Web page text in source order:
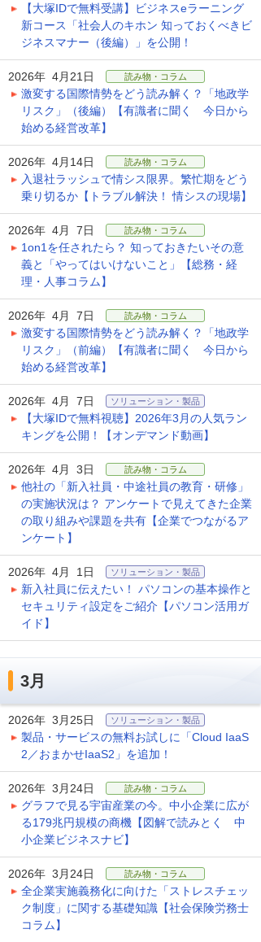
【大塚IDで無料受講】ビジネスeラーニング
新コース「社会人のキホン 知っておくべきビ
ジネスマナー（後編）」を公開！
2026年 4月21日 読み物・コラム
激変する国際情勢をどう読み解く？「地政学
リスク」（後編）【有識者に聞く 今日から
始める経営改革】
2026年 4月14日 読み物・コラム
入退社ラッシュで情シス限界。繁忙期をどう
乗り切るか【トラブル解決！ 情シスの現場】
2026年 4月 7日 読み物・コラム
1on1を任されたら？ 知っておきたいその意
義と「やってはいけないこと」【総務・経
理・人事コラム】
2026年 4月 7日 読み物・コラム
激変する国際情勢をどう読み解く？「地政学
リスク」（前編）【有識者に聞く 今日から
始める経営改革】
2026年 4月 7日 ソリューション・製品
【大塚IDで無料視聴】2026年3月の人気ラン
キングを公開！【オンデマンド動画】
2026年 4月 3日 読み物・コラム
他社の「新入社員・中途社員の教育・研修」
の実施状況は？ アンケートで見えてきた企業
の取り組みや課題を共有【企業でつながるア
ンケート】
2026年 4月 1日 ソリューション・製品
新入社員に伝えたい！ パソコンの基本操作と
セキュリティ設定をご紹介【パソコン活用ガ
イド】
3月
2026年 3月25日 ソリューション・製品
製品・サービスの無料お試しに「Cloud IaaS
2／おまかせIaaS2」を追加！
2026年 3月24日 読み物・コラム
グラフで見る宇宙産業の今。中小企業に広が
る179兆円規模の商機【図解で読みとく 中
小企業ビジネスナビ】
2026年 3月24日 読み物・コラム
全企業実施義務化に向けた「ストレスチェッ
ク制度」に関する基礎知識【社会保険労務士
コラム】